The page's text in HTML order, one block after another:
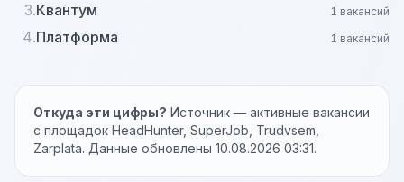
3.Квантум 1 вакансий
4.Платформа 1 вакансий
Откуда эти цифры? Источник — активные вакансии
с площадок HeadHunter, SuperJob, Trudvsem,
Zarplata. Данные обновлены 10.08.2026 03:31.